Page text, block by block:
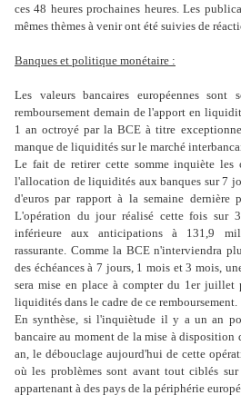
ces 48 heures prochaines heures. Les
mêmes thèmes à venir ont été suivies de
Banques et politique monétaire :
Les valeurs bancaires européennes
remboursement demain de l'apport en
1 an octroyé par la BCE à titre
manque de liquidités sur le marché
Le fait de retirer cette somme inquiète les
l'allocation de liquidités aux banques sur 7
d'euros par rapport à la semaine
L'opération du jour réalisé cette fois sur
inférieure aux anticipations à 131,9
rassurante. Comme la BCE n'interviendra
des échéances à 7 jours, 1 mois et 3 mois,
sera mise en place à compter du 1er
liquidités dans le cadre de ce remboursement.
En synthèse, si l'inquiètude il y a un an
bancaire au moment de la mise à disposition
an, le débouclage aujourd'hui de cette
où les problèmes sont avant tout ciblés sur
appartenant à des pays de la périphérie